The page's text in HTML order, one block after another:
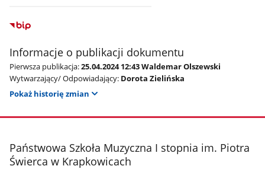
Informacje o publikacji dokumentu
Pierwsza publikacja:25.04.2024 12:43 Waldemar Olszewski
Wytwarzający/ Odpowiadający: Dorota Zielińska
Pokaż historię zmian
stopka
Państwowa Szkoła Muzyczna I stopnia im. Piotra
Świerca w Krapkowicach